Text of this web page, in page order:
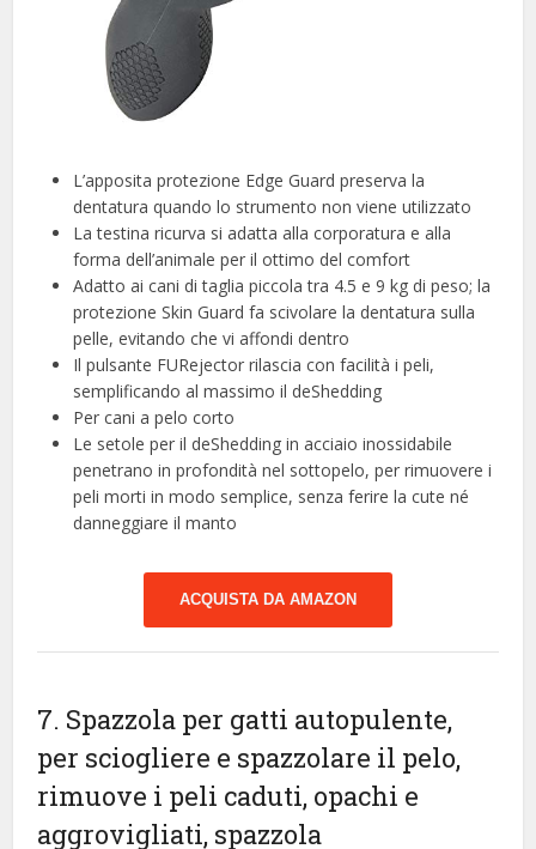
L’apposita protezione Edge Guard preserva la
dentatura quando lo strumento non viene utilizzato
La testina ricurva si adatta alla corporatura e alla
forma dell’animale per il ottimo del comfort
Adatto ai cani di taglia piccola tra 4.5 e 9 kg di peso; la
protezione Skin Guard fa scivolare la dentatura sulla
pelle, evitando che vi affondi dentro
Il pulsante FURejector rilascia con facilità i peli,
semplificando al massimo il deShedding
Per cani a pelo corto
Le setole per il deShedding in acciaio inossidabile
penetrano in profondità nel sottopelo, per rimuovere i
peli morti in modo semplice, senza ferire la cute né
danneggiare il manto
ACQUISTA DA AMAZON
7. Spazzola per gatti autopulente,
per sciogliere e spazzolare il pelo,
rimuove i peli caduti, opachi e
aggrovigliati, spazzola